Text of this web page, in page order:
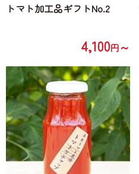
トマト加工品ギフトNo.2
4,100円～